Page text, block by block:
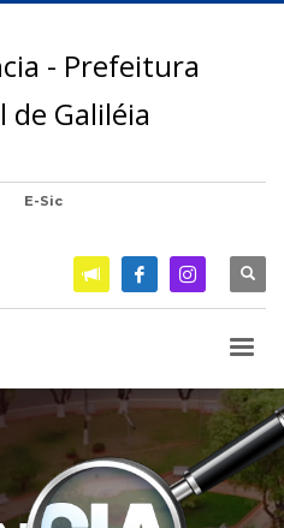
E-Sic